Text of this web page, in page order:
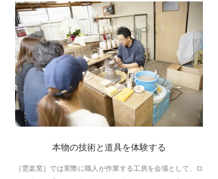
本物の技術と道具を体験する
［雲楽窯］では実際に職人が作業する工房を会場として、ロ